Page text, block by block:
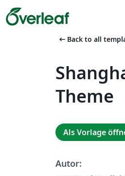
arrow_left_alt Back to all
Theme
Als Vorlage
Autor: